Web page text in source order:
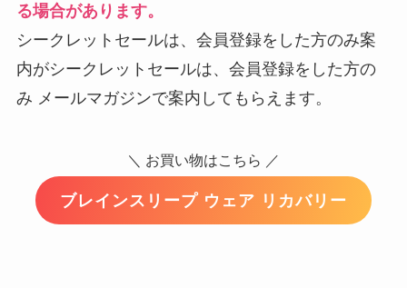
る場合があります。
シークレットセールは、会員登録をした方のみ案
内がシークレットセールは、会員登録をした方の
み メールマガジンで案内してもらえます。
＼ お買い物はこちら ／
ブレインスリープ ウェア リカバリー